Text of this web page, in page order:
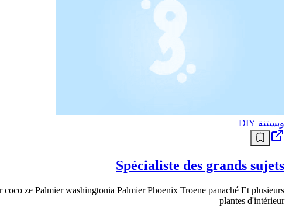
وبستنة DIY
Spécialiste des grands sujets
ze Palmier washingtonia Palmier Phoenix Troene panaché Et plusieurs
plantes d'intérieur